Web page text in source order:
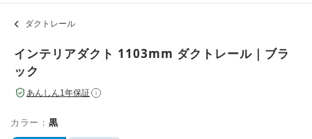
ダクトレール
インテリアダクト 1103mm ダクトレール｜ブラ
ック
あんしん1年保証 i
カラー： 黒